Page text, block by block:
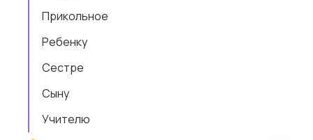
Прикольное
Ребенку
Сестре
Сыну
Учителю